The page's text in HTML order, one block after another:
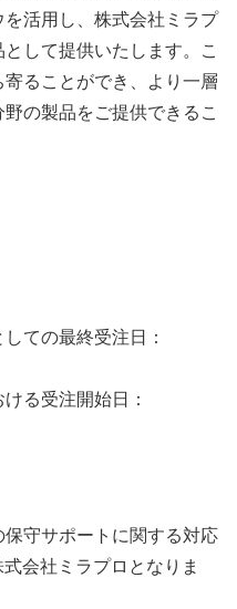
活用し、株式会社ミラプ
して提供いたします。こ
ることができ、より一層
の製品をご提供できるこ
の最終受注日：
受注開始日：
サポートに関する対応
式会社ミラプロとなりま